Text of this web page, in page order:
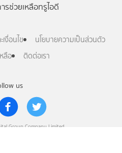
us
Group Company Limited.
รช่วยเหลือทรูไอดี
งื่อนไข
นโยบายความเป็นส่วนตัว
ลือ
ติดต่อเรา